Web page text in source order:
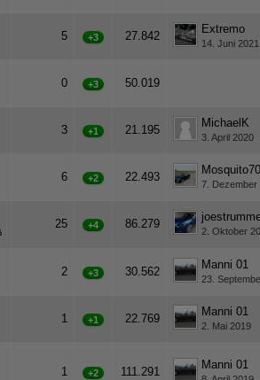
5 +3 27.842
Extremo
14. Juni 2021
0 +3 50.019
3 +1 21.195
MichaelK
3. April 2020
6 +2 22.493
Mosquito70
7. Dezember
25 +4 86.279
2. Oktober
2 +3 30.562
Manni 01
23.
1 +1 22.769
Manni 01
2. Mai 2019
1 +2 111.291
Manni 01